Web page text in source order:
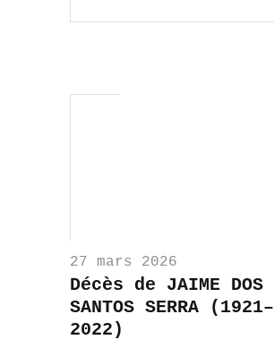
27 mars 2026
Décès de JAIME DOS
SANTOS SERRA (1921–
2022)